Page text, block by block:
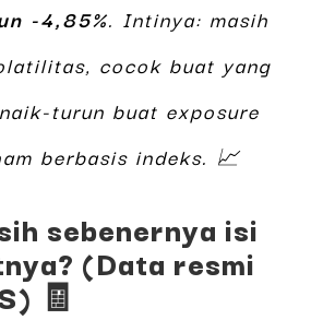
-4,85%. Intinya: masih
cocok buat yang
turun buat exposure
berbasis indeks. 📈
sebenernya isi
(Data resmi
🧾